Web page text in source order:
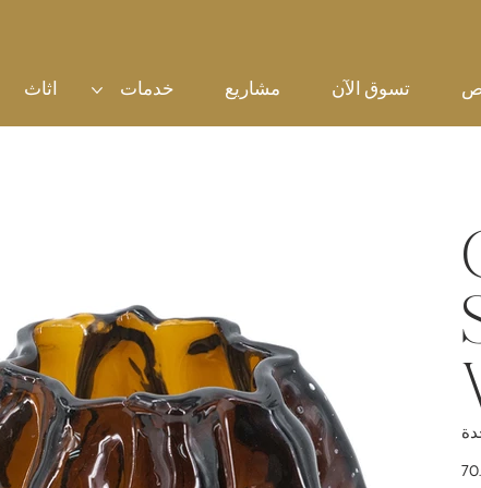
اثاث خدمات مشاريع تسوق الآن